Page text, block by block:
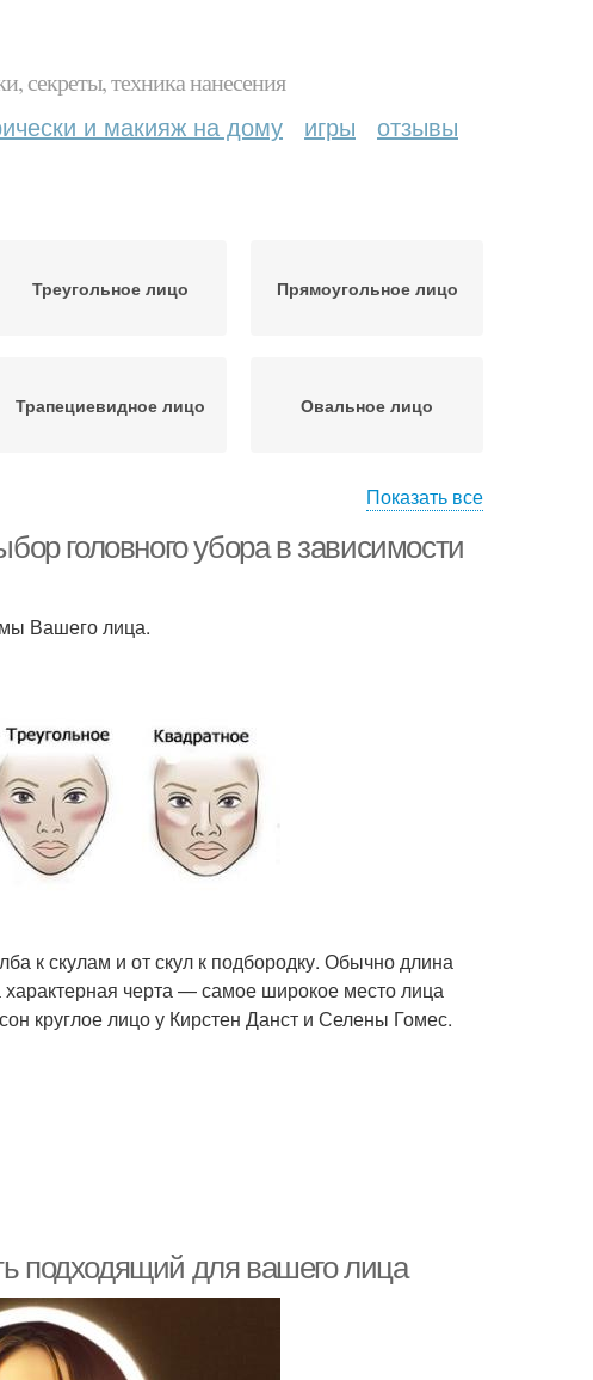
секреты, техника нанесения
и макияж на дому игры отзывы
Треугольное лицо Прямоугольное лицо
Трапециевидное лицо Овальное лицо
Показать все
головного убора в зависимости
Вашего лица.
к скулам и от скул к подбородку. Обычно длина
черта — самое широкое место лица
круглое лицо у Кирстен Данст и Селены Гомес.
подходящий для вашего лица